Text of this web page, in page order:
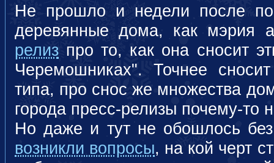
Не прошло и недели после
деревянные дома, как мэрия
релиз про то, как она сносит
Черемошниках". Точнее
типа, про снос же множества
города пресс-релизы почему-то
Но даже и тут не обошлось
возникли вопросы, на кой черт